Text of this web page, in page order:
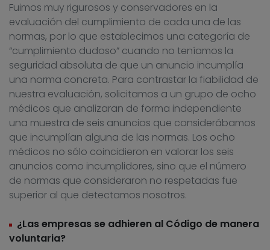
Fuimos muy rigurosos y conservadores en la
evaluación del cumplimiento de cada una de las
normas, por lo que establecimos una categoría de
“cumplimiento dudoso” cuando no teníamos la
seguridad absoluta de que un anuncio incumplía
una norma concreta. Para contrastar la fiabilidad de
nuestra evaluación, solicitamos a un grupo de ocho
médicos que analizaran de forma independiente
una muestra de seis anuncios que considerábamos
que incumplían alguna de las normas. Los ocho
médicos no sólo coincidieron en valorar los seis
anuncios como incumplidores, sino que el número
de normas que consideraron no respetadas fue
superior al que detectamos nosotros.
¿Las empresas se adhieren al Código de manera
voluntaria?